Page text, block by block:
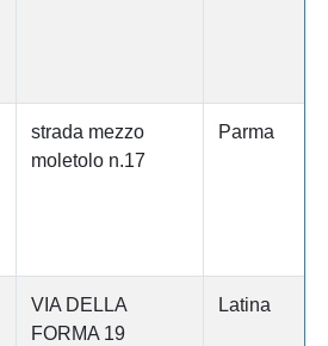
strada mezzo
moletolo n.17
Parma
VIA DELLA
FORMA 19
Latina